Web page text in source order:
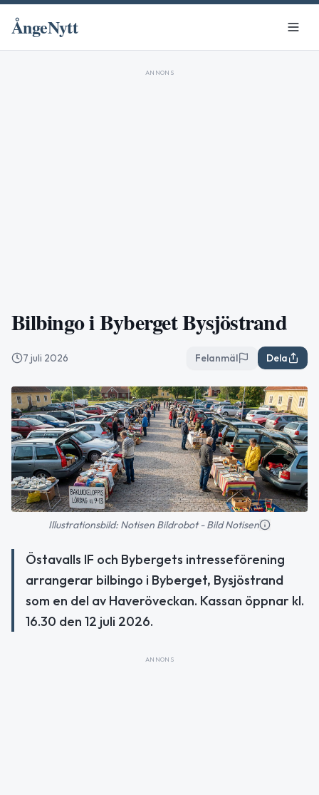
ÅngeNytt
ANNONS
Bilbingo i Byberget Bysjöstrand
7 juli 2026 Felanmäl Dela
Illustrationsbild: Notisen Bildrobot - Bild Notisen
Östavalls IF och Bybergets intresseförening
arrangerar bilbingo i Byberget, Bysjöstrand
som en del av Haveröveckan. Kassan öppnar kl.
16.30 den 12 juli 2026.
ANNONS